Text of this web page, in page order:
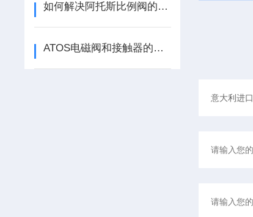
如何解决阿托斯比例阀的压力波动问题
ATOS电磁阀和接触器的区别